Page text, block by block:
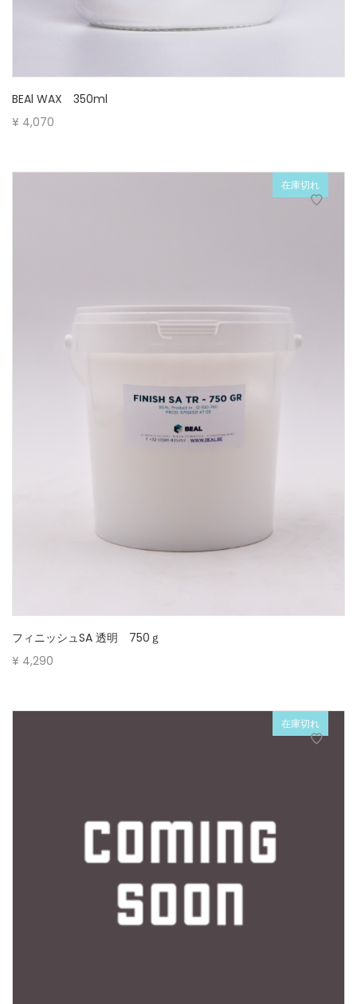
BEAl WAX 350ml
¥ 4,070
在庫切れ
フィニッシュSA 透明 750ｇ
¥ 4,290
在庫切れ